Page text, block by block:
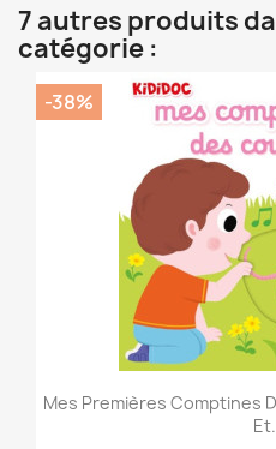
7 autres produits
catégorie :
Mes Premières Comptines
-38%